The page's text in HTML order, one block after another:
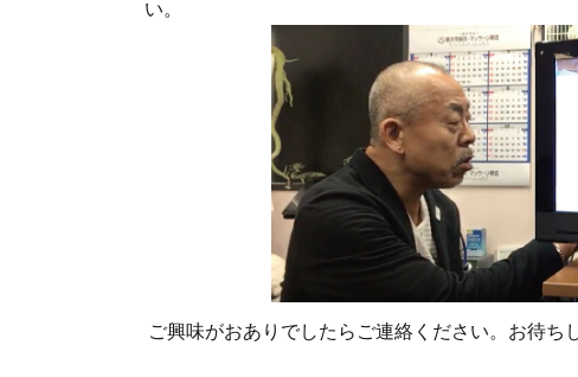
い。
ご興味がおありでしたらご連絡ください。お待ち